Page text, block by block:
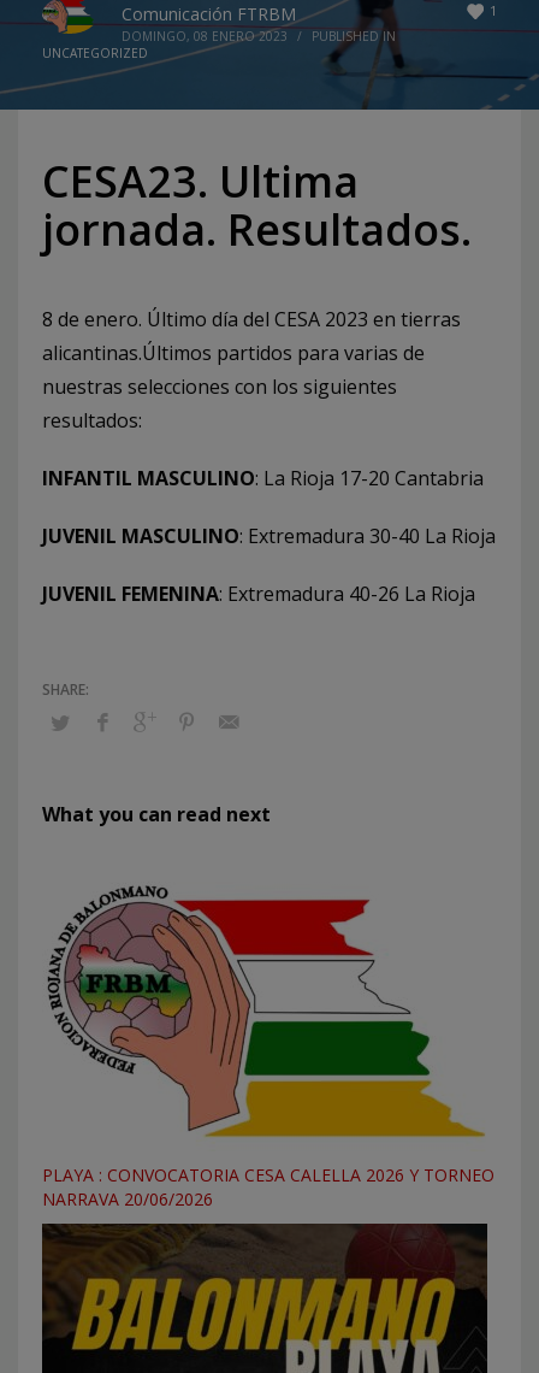
1
Comunicación FTRBM
DOMINGO, 08 ENERO 2023 /
PUBLISHED IN
UNCATEGORIZED
CESA23. Ultima
jornada. Resultados.
8 de enero. Último día del CESA 2023 en tierras
alicantinas.Últimos partidos para varias de
nuestras selecciones con los siguientes
resultados:
INFANTIL MASCULINO: La Rioja 17-20 Cantabria
JUVENIL MASCULINO: Extremadura 30-40 La Rioja
JUVENIL FEMENINA: Extremadura 40-26 La Rioja
What you can read next
PLAYA : CONVOCATORIA CESA CALELLA 2026 Y TORNEO
NARRAVA 20/06/2026